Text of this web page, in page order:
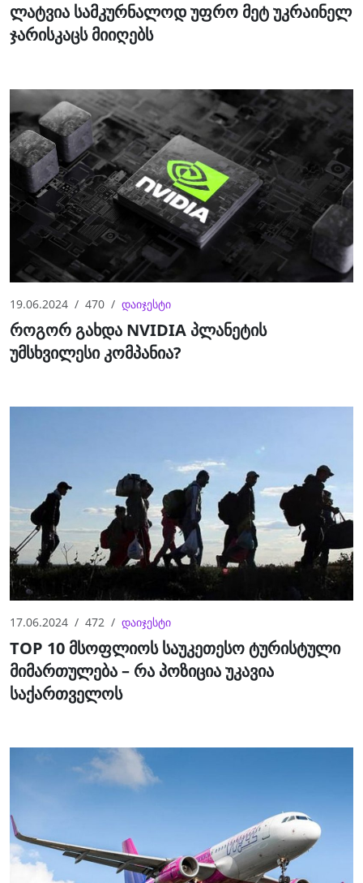
ლატვია სამკურნალოდ უფრო მეტ უკრაინელ
ჯარისკაცს მიიღებს
19.06.2024 470 დაიჯესტი
როგორ გახდა NVIDIA პლანეტის
უმსხვილესი კომპანია?
17.06.2024 472 დაიჯესტი
TOP 10 მსოფლიოს საუკეთესო ტურისტული
მიმართულება – რა პოზიცია უკავია
საქართველოს